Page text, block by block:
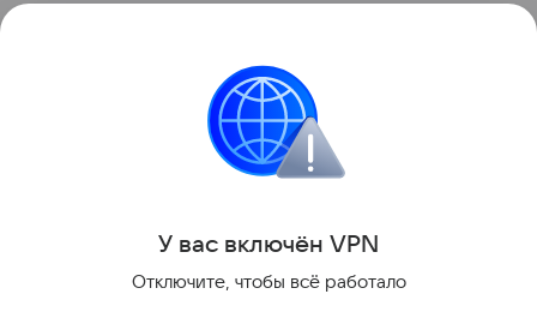
стороной губки и содой. Теперь плита выглядит
опрятно даже после самых «бурных» блюд.
У вас включён VPN
Отключите, чтобы всё работало